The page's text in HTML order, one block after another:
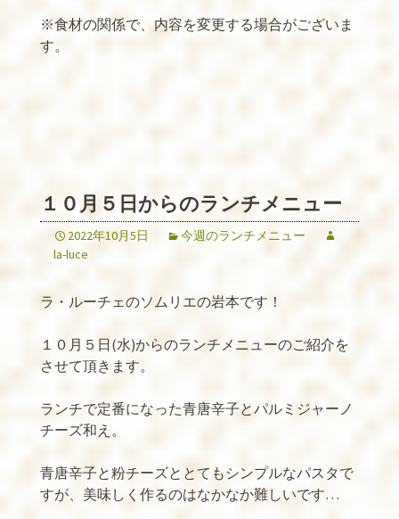
※食材の関係で、内容を変更する場合がございま
す。
１０月５日からのランチメニュー
2022年10月5日
今週のランチメニュー
la-luce
ラ・ルーチェのソムリエの岩本です！
１０月５日(水)からのランチメニューのご紹介を
させて頂きます。
ランチで定番になった青唐辛子とパルミジャーノ
チーズ和え。
青唐辛子と粉チーズととてもシンプルなパスタで
すが、美味しく作るのはなかなか難しいです…